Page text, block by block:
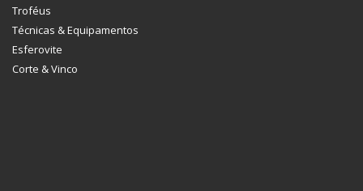
Troféus
Técnicas & Equipamentos
Esferovite
Corte & Vinco